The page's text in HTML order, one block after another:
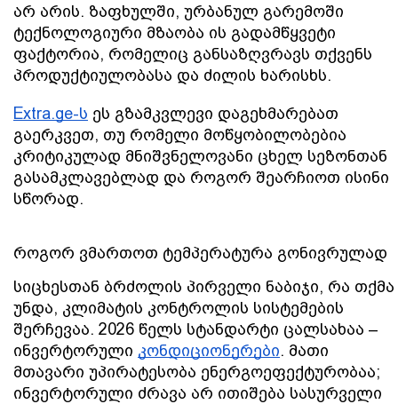
არ არის. ზაფხულში, ურბანულ გარემოში
ტექნოლოგიური მზაობა ის გადამწყვეტი
ფაქტორია, რომელიც განსაზღვრავს თქვენს
პროდუქტიულობასა და ძილის ხარისხს.
Extra.ge-ს ეს გზამკვლევი დაგეხმარებათ
გაერკვეთ, თუ რომელი მოწყობილობებია
კრიტიკულად მნიშვნელოვანი ცხელ სეზონთან
გასამკლავებლად და როგორ შეარჩიოთ ისინი
სწორად.
როგორ ვმართოთ ტემპერატურა გონივრულად
სიცხესთან ბრძოლის პირველი ნაბიჯი, რა თქმა
უნდა, კლიმატის კონტროლის სისტემების
შერჩევაა. 2026 წელს სტანდარტი ცალსახაა –
ინვერტორული კონდიციონერები. მათი
მთავარი უპირატესობა ენერგოეფექტურობაა;
ინვერტორული ძრავა არ ითიშება სასურველი